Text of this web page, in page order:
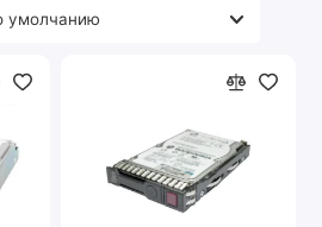
безопасности